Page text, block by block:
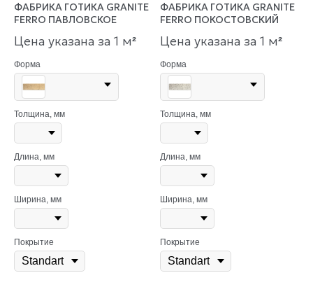
ФАБРИКА ГОТИКА GRANITE
FERRO ПАВЛОВСКОЕ
Цена указана за 1 м²
Форма
Толщина, мм
Длина, мм
Ширина, мм
Покрытие
ФАБРИКА ГОТИКА GRANITE
FERRO ПОКОСТОВСКИЙ
Цена указана за 1 м²
Форма
Толщина, мм
Длина, мм
Ширина, мм
Покрытие